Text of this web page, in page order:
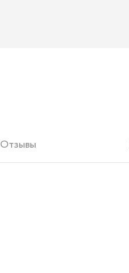
Отзывы